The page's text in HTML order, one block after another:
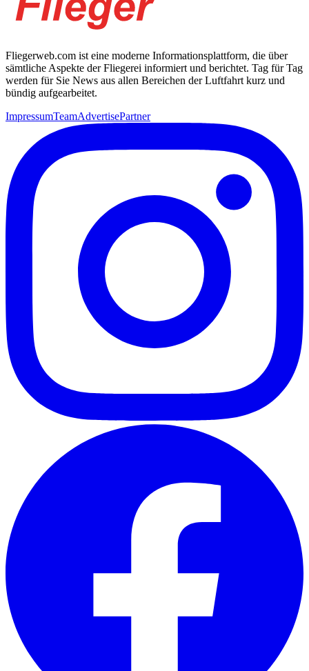
Fliegerweb.com ist eine moderne Informationsplattform, die über
sämtliche Aspekte der Fliegerei informiert und berichtet. Tag für Tag
werden für Sie News aus allen Bereichen der Luftfahrt kurz und
bündig aufgearbeitet.
ImpressumTeamAdvertisePartner